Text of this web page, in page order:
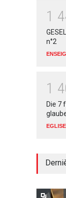
1 4
n°2
1 4
Die 7
EGLISE